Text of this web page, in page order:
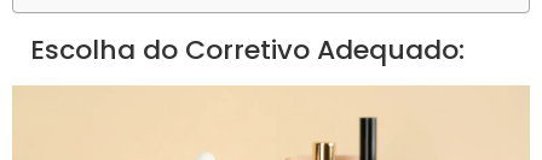
Escolha do Corretivo Adequado: